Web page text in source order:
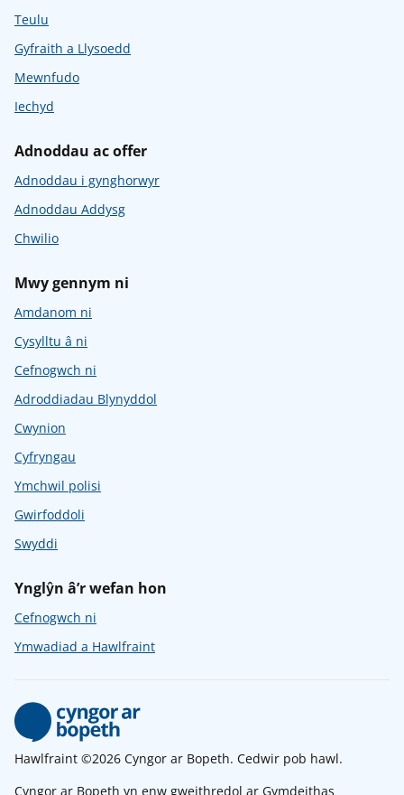
Teulu
Gyfraith a Llysoedd
Mewnfudo
Iechyd
Adnoddau ac offer
Adnoddau i gynghorwyr
Adnoddau Addysg
Chwilio
Mwy gennym ni
Amdanom ni
Cysylltu â ni
Cefnogwch ni
Adroddiadau Blynyddol
Cwynion
Cyfryngau
Ymchwil polisi
Gwirfoddoli
Swyddi
Ynglŷn â’r wefan hon
Cefnogwch ni
Ymwadiad a Hawlfraint
Hawlfraint ©2026 Cyngor ar Bopeth. Cedwir pob hawl.
Cyngor ar Bopeth yn enw gweithredol ar Gymdeithas